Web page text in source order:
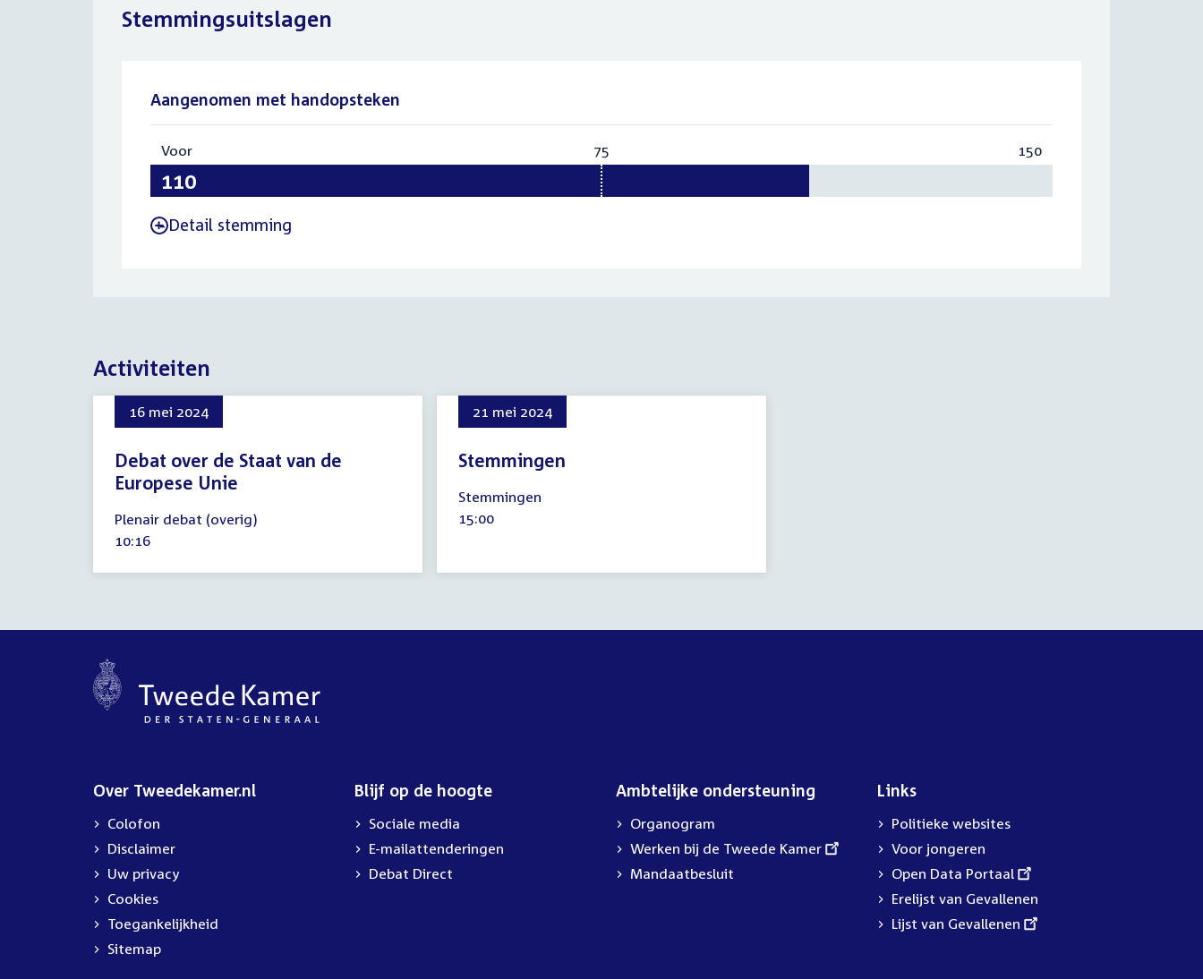
Stemmingsuitslagen
Aangenomen met handopsteken
Voor
110
75 150Totaal:
- Detail stemming
Activiteiten
16 mei 2024
Debat over de Staat van de
Europese Unie
mei
2024
Plenair debat (overig)
Tijd
10:16
21 mei 2024
Stemmingen
mei
2024
Stemmingen
Tijd
15:00
Over Tweedekamer.nl
Colofon
Disclaimer
Uw privacy
Cookies
Toegankelijkheid
Sitemap
Blijf op de hoogte
Sociale media
E-mailattenderingen
Debat Direct
Ambtelijke ondersteuning
Organogram
External
link:
Werken bij de Tweede Kamer
Mandaatbesluit
Links
Politieke websites
Voor jongeren
External
link:
Open Data Portaal
Erelijst van Gevallenen
External
Lijst van Gevallenen